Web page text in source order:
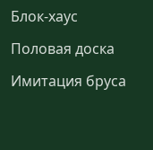
Блок-хаус
Половая доска
Имитация бруса